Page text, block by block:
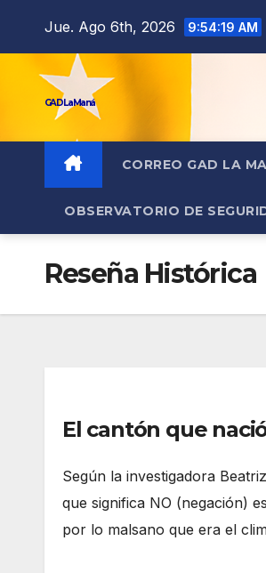
Jue. Ago 6th, 2026 9:54:20 AM
GAD La Maná
CORREO GAD LA
OBSERVATORIO DE
Reseña Histórica
El cantón que
Según la investigadora
que significa NO (negación)
por lo malsano que era el